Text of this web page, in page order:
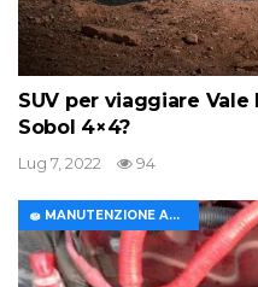
SUV per viaggiare
Sobol 4×4?
Lug 7, 2022 94
🧽 MANUTENZIONE AUTO